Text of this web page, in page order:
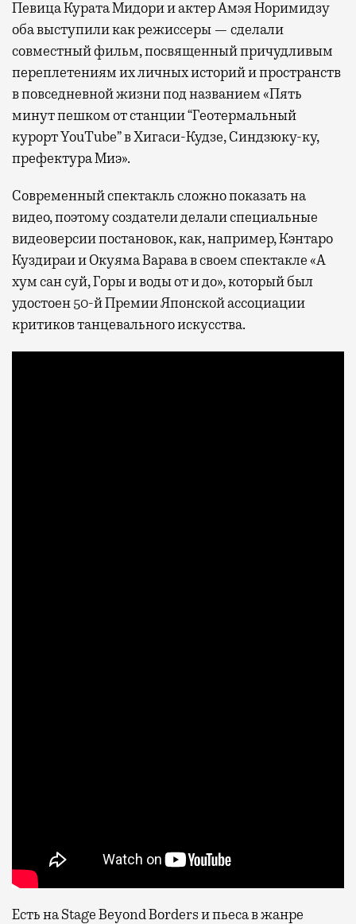
Певица Курата Мидори и актер Амэя Норимидзу
оба выступили как режиссеры — сделали
совместный фильм, посвященный причудливым
переплетениям их личных историй и пространств
в повседневной жизни под названием «Пять
минут пешком от станции “Геотермальный
курорт YouTube” в Хигаси-Кудзе, Синдзюку-ку,
префектура Миэ».
Современный спектакль сложно показать на
видео, поэтому создатели делали специальные
видеоверсии постановок, как, например, Кэнтаро
Куздираи и Окуяма Варава в своем спектакле «А
хум сан суй, Горы и воды от и до», который был
удостоен 50-й Премии Японской ассоциации
критиков танцевального искусства.
Есть на Stage Beyond Borders и пьеса в жанре